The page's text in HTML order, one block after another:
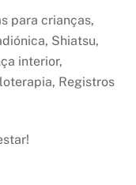
para crianças,
Shiatsu,
interior,
Registros